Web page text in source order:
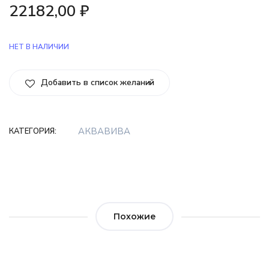
22182,00 ₽
НЕТ В НАЛИЧИИ
Добавить в список желаний
КАТЕГОРИЯ: АКВАВИВА
Похожие